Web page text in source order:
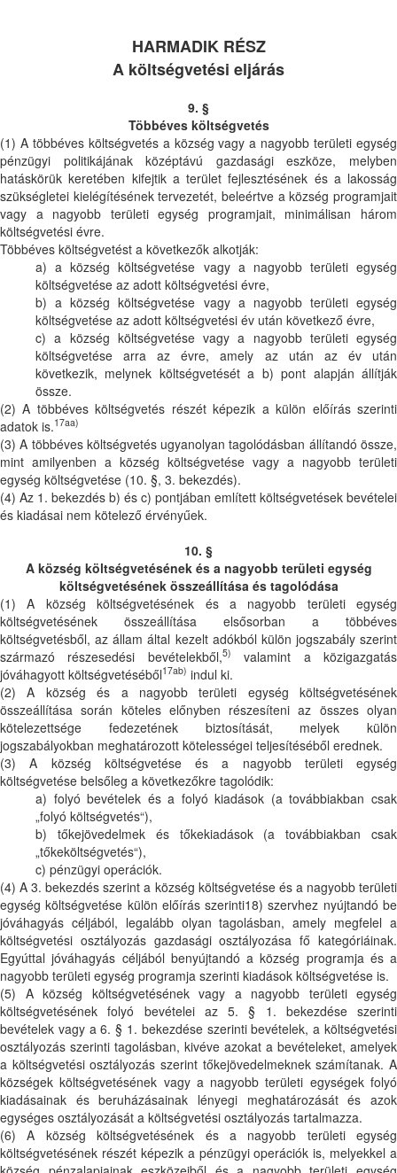
HARMADIK RÉSZ
A költségvetési eljárás
9. §
Többéves költségvetés
(1) A többéves költségvetés a község vagy a nagyobb területi egység
pénzügyi politikájának középtávú gazdasági eszköze, melyben
hatáskörük keretében kifejtik a terület fejlesztésének és a lakosság
szükségletei kielégítésének tervezetét, beleértve a község programjait
vagy a nagyobb területi egység programjait, minimálisan három
költségvetési évre.
Többéves költségvetést a következők alkotják:
a) a község költségvetése vagy a nagyobb területi egység
költségvetése az adott költségvetési évre,
b) a község költségvetése vagy a nagyobb területi egység
költségvetése az adott költségvetési év után következő évre,
c) a község költségvetése vagy a nagyobb területi egység
költségvetése arra az évre, amely az után az év után
következik, melynek költségvetését a b) pont alapján állítják
össze.
(2) A többéves költségvetés részét képezik a külön előírás szerinti
adatok is.17aa)
(3) A többéves költségvetés ugyanolyan tagolódásban állítandó össze,
mint amilyenben a község költségvetése vagy a nagyobb területi
egység költségvetése (10. §, 3. bekezdés).
(4) Az 1. bekezdés b) és c) pontjában említett költségvetések bevételei
és kiadásai nem kötelező érvényűek.
10. §
A község költségvetésének és a nagyobb területi egység
költségvetésének összeállítása és tagolódása
(1) A község költségvetésének és a nagyobb területi egység
költségvetésének összeállítása elsősorban a többéves
költségvetésből, az állam által kezelt adókból külön jogszabály szerint
származó részesedési bevételekből,5)
valamint a közigazgatás
jóváhagyott költségvetéséből17ab) indul ki.
(2) A község és a nagyobb területi egység költségvetésének
összeállítása során köteles előnyben részesíteni az összes olyan
kötelezettsége fedezetének biztosítását, melyek külön
jogszabályokban meghatározott kötelességei teljesítéséből erednek.
(3) A község költségvetése és a nagyobb területi egység
költségvetése belsőleg a következőkre tagolódik:
a) folyó bevételek és a folyó kiadások (a továbbiakban csak
„folyó költségvetés“),
b) tőkejövedelmek és tőkekiadások (a továbbiakban csak
„tőkeköltségvetés“),
c) pénzügyi operációk.
(4) A 3. bekezdés szerint a község költségvetése és a nagyobb területi
egység költségvetése külön előírás szerinti18) szervhez nyújtandó be
jóváhagyás céljából, legalább olyan tagolásban, amely megfelel a
költségvetési osztályozás gazdasági osztályozása fő kategóriáinak.
Egyúttal jóváhagyás céljából benyújtandó a község programja és a
nagyobb területi egység programja szerinti kiadások költségvetése is.
(5) A község költségvetésének vagy a nagyobb területi egység
költségvetésének folyó bevételei az 5. § 1. bekezdése szerinti
bevételek vagy a 6. § 1. bekezdése szerinti bevételek, a költségvetési
osztályozás szerinti tagolásban, kivéve azokat a bevételeket, amelyek
a költségvetési osztályozás szerint tőkejövedelmeknek számítanak. A
községek költségvetésének vagy a nagyobb területi egységek folyó
kiadásainak és beruházásainak lényegi meghatározását és azok
egységes osztályozását a költségvetési osztályozás tartalmazza.
(6) A község költségvetésének és a nagyobb területi egység
költségvetésének részét képezik a pénzügyi operációk is, melyekkel a